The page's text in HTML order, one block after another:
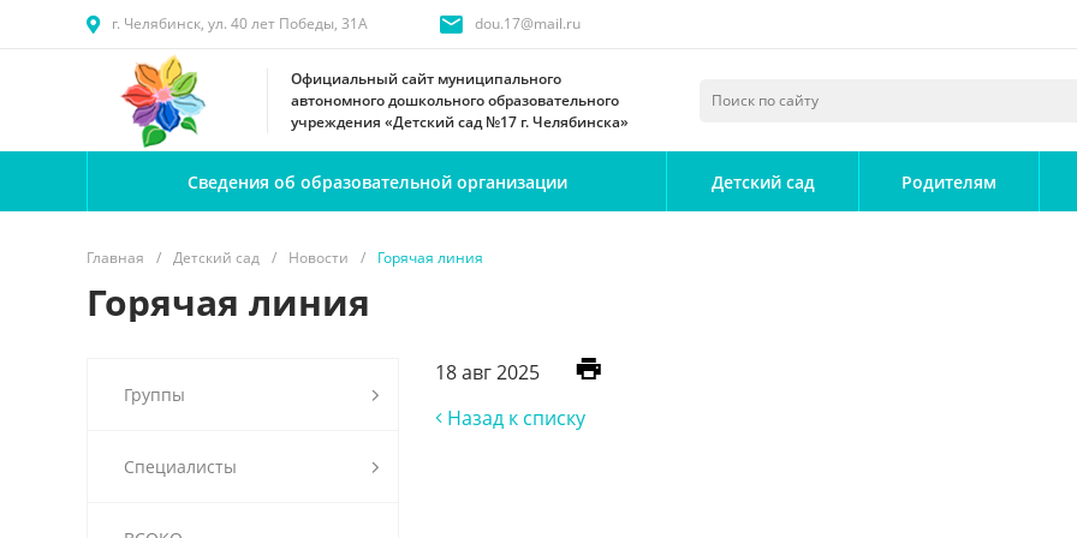
г. Челябинск, ул. 40 лет Победы, 31А dou.17@mail.ru
Официальный сайт муниципального
автономного дошкольного образовательного
учреждения «Детский сад №17 г. Челябинска»
Сведения об образовательной организации Детский сад Родителям
Главная / Детский сад / Новости / Горячая линия
Горячая линия
Группы
Специалисты
18 авг 2025
Назад к списку